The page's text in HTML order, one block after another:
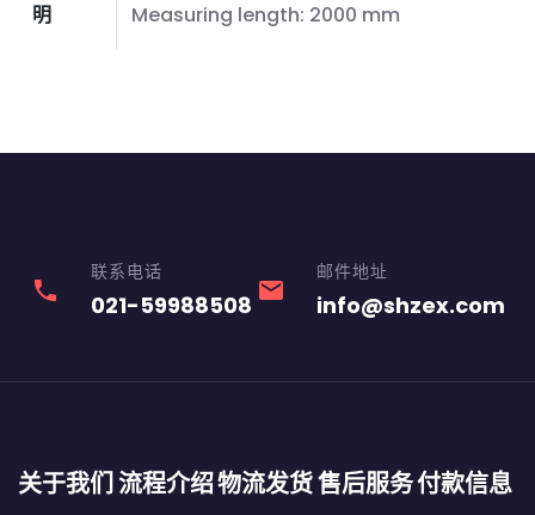
明
Measuring length: 2000 mm
phone
联系电话
021-59988508 email
邮件地址
info@shzex.com
关于我们流程介绍物流发货售后服务付款信息